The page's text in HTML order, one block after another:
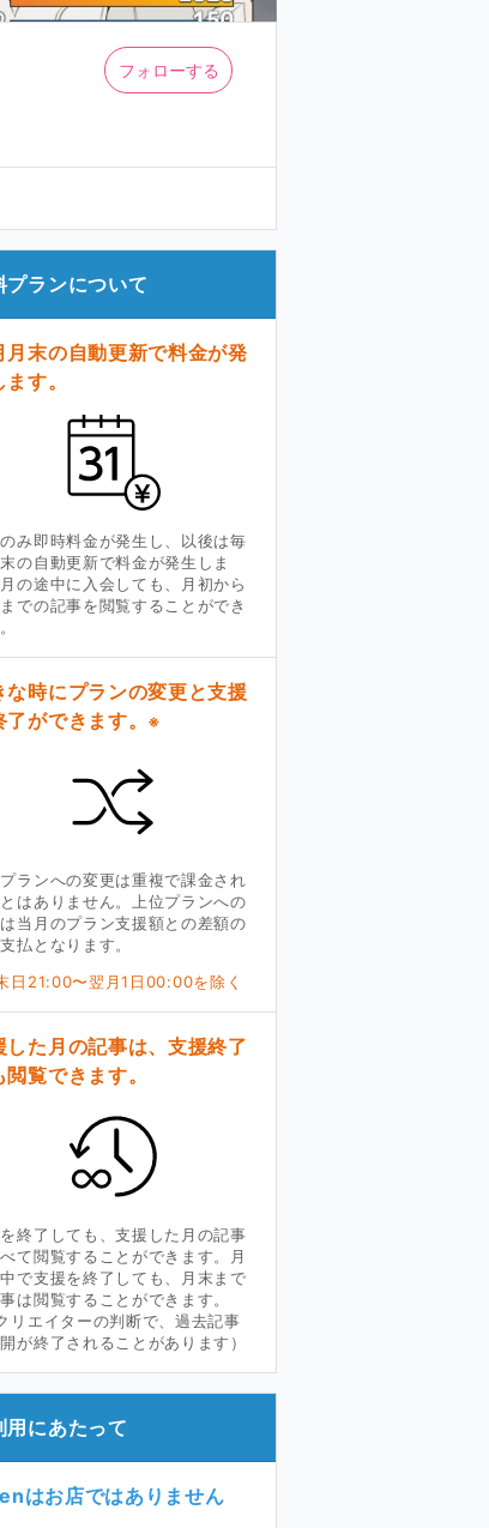
フォローする
プランについて
月末の自動更新で料金が発
す。
み即時料金が発生し、以後は毎
の自動更新で料金が発生しま
の途中に入会しても、月初から
での記事を閲覧することができ
な時にプランの変更と支援
了ができます。
※
ランへの変更は重複で課金され
はありません。上位プランへの
当月のプラン支援額との差額の
払となります。
日21:00〜翌月1日00:00を除く
した月の記事は、支援終了
閲覧できます。
終了しても、支援した月の記事
て閲覧することができます。月
で支援を終了しても、月末まで
は閲覧することができます。
リエイターの判断で、過去記事
が終了されることがあります）
用にあたって
はお店ではありません